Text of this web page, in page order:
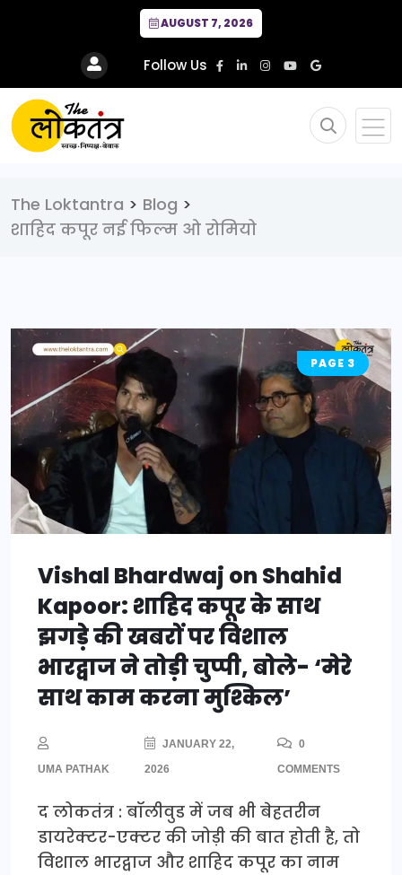
AUGUST 7, 2026
Follow Us
The Loktantra > Blog >
शाहिद कपूर नई फिल्म ओ रोमियो
PAGE 3
Vishal Bhardwaj on Shahid
Kapoor: शाहिद कपूर के साथ
झगड़े की खबरों पर विशाल
भारद्वाज ने तोड़ी चुप्पी, बोले- ‘मेरे
साथ काम करना मुश्किल’
UMA PATHAK
JANUARY 22,
2026
0
COMMENTS
द लोकतंत्र : बॉलीवुड में जब भी बेहतरीन
डायरेक्टर-एक्टर की जोड़ी की बात होती है, तो
विशाल भारद्वाज और शाहिद कपूर का नाम